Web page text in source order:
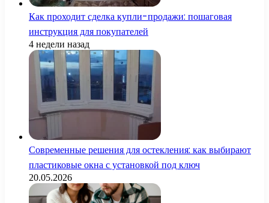
Как проходит сделка купли-продажи: пошаговая
инструкция для покупателей
4 недели назад
Современные решения для остекления: как выбирают
пластиковые окна с установкой под ключ
20.05.2026